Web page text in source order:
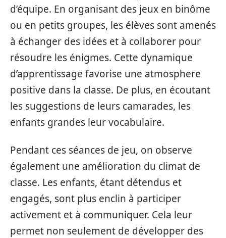
d’équipe. En organisant des jeux en binôme
ou en petits groupes, les élèves sont amenés
à échanger des idées et à collaborer pour
résoudre les énigmes. Cette dynamique
d’apprentissage favorise une atmosphere
positive dans la classe. De plus, en écoutant
les suggestions de leurs camarades, les
enfants grandes leur vocabulaire.
Pendant ces séances de jeu, on observe
également une amélioration du climat de
classe. Les enfants, étant détendus et
engagés, sont plus enclin à participer
activement et à communiquer. Cela leur
permet non seulement de développer des